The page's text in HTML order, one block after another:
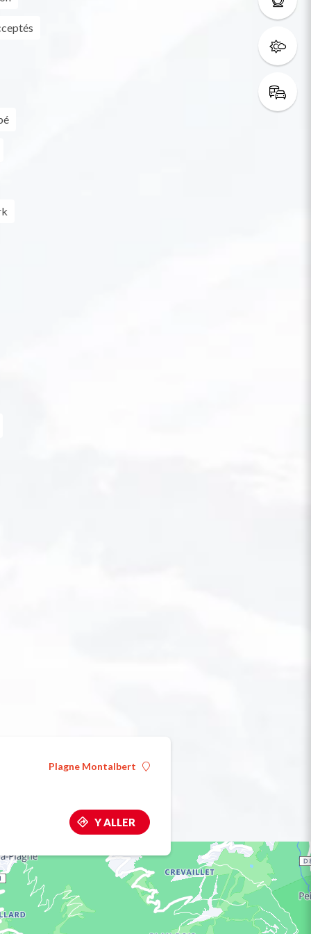
Plagne Montalbert
Y ALLER